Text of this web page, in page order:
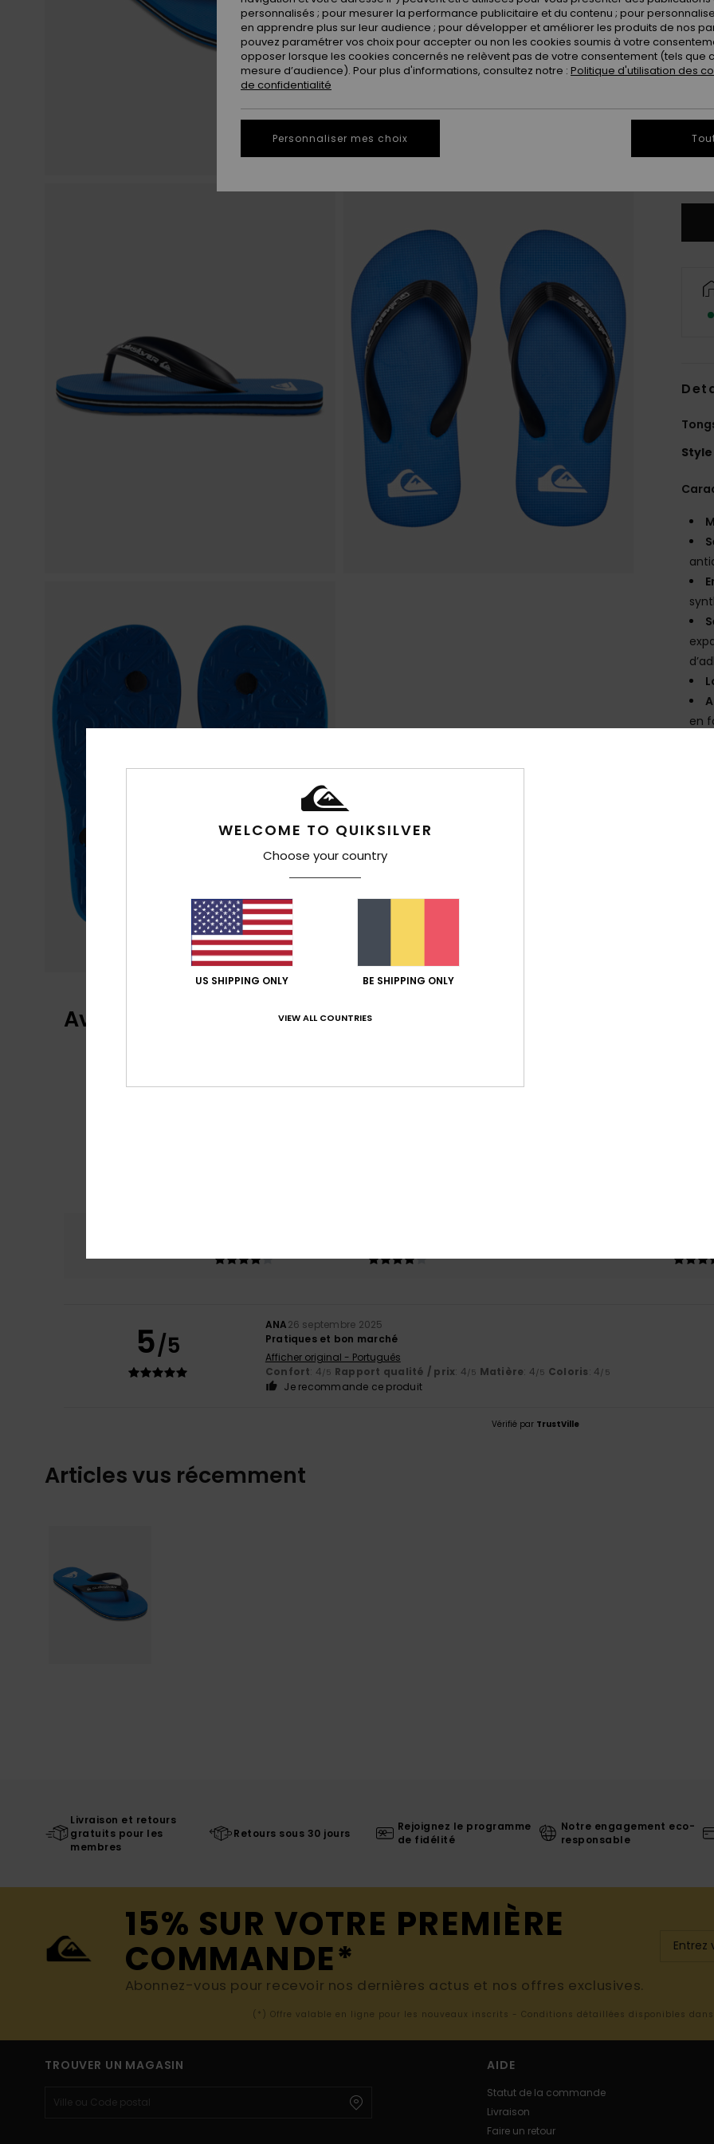
34
Style
en
Avis clients
Note moyenne
5/5
ANA26 septembre 2025
Pratiques et bon marché
Afficher original - Português
Confort: 4 /5 Rapport qualité / prix: 4 /5 Matière: 4 /5 Coloris: 4 /5
Je recommande ce produit
Vérifié par TrustVille
Articles vus récemment
Livraison et retours
gratuits pour les
membres
Retours sous 30 jours
Rejoignez le programme
de fidélité
Notre engagement eco-
responsable
15% SUR VOTRE PREMIÈRE
COMMANDE*
Abonnez-vous pour recevoir nos dernières actus et nos offres exclusives.
(*) Offre valable en ligne pour les nouveaux inscrits - Conditions détaillées disponibles
TROUVER UN MAGASIN AIDE
Statut de la commande
Livraison
Faire un retour
WELCOME TO QUIKSILVER
Choose your country
US SHIPPING ONLY BE SHIPPING ONLY
VIEW ALL COUNTRIES
personnalisés ; pour mesurer la performance publicitaire et du contenu ; pour
en apprendre plus sur leur audience ; pour développer et améliorer les produits de nos
pouvez paramétrer vos choix pour accepter ou non les cookies soumis à votre
opposer lorsque les cookies concernés ne relèvent pas de votre consentement (tels que
mesure d’audience). Pour plus d'informations, consultez notre : Politique d'utilisation des
de confidentialité
Personnaliser mes choix